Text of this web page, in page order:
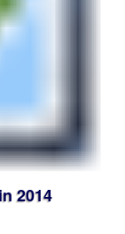
2014